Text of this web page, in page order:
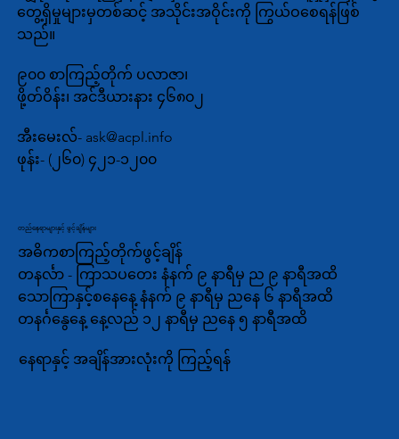
တွေ့ရှိမှုများမှတစ်ဆင့် အသိုင်းအဝိုင်းကို ကြွယ်ဝစေရန်ဖြစ်
သည်။
၉၀၀ စာကြည့်တိုက် ပလာဇာ၊
ဖို့တ်ဝိန်း၊ အင်ဒီယားနား ၄၆၈၀၂
အီးမေးလ်- ask@acpl.info
ဖုန်း- (၂၆၀) ၄၂၁-၁၂၀၀
တည်နေရာများနှင့် ဖွင့်ချိန်များ
အဓိကစာကြည့်တိုက်ဖွင့်ချိန်
တနင်္လာ - ကြာသပတေး နံနက် ၉ နာရီမှ ည ၉ နာရီအထိ
သောကြာနှင့်စနေနေ့ နံနက် ၉ နာရီမှ ညနေ ၆ နာရီအထိ
တနင်္ဂနွေနေ့ နေ့လည် ၁၂ နာရီမှ ညနေ ၅ နာရီအထိ
နေရာနှင့် အချိန်အားလုံးကို ကြည့်ရန်